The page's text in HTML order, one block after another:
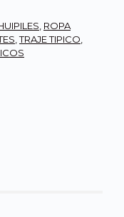
, ROPA
,TRAJE TIPICO,